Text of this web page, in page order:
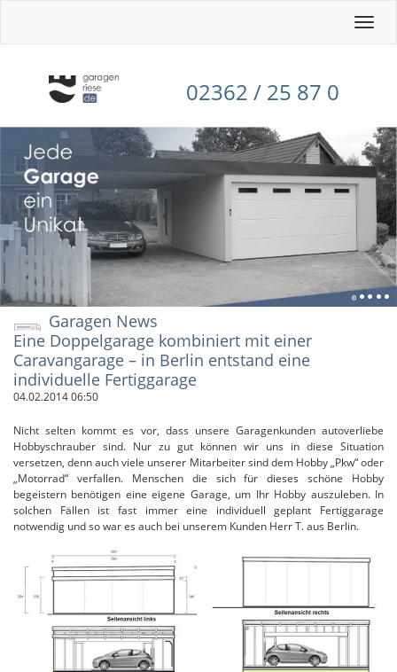
Toggle
02362 / 25 87 0
Garagen News
Eine Doppelgarage kombiniert mit einer
Caravangarage – in Berlin entstand eine
individuelle Fertiggarage
04.02.2014 06:50
Nicht selten kommt es vor, dass unsere Garagenkunden autoverliebe
Hobbyschrauber sind. Nur zu gut können wir uns in diese Situation
versetzen, denn auch viele unserer Mitarbeiter sind dem Hobby „Pkw“ oder
„Motorrad“ verfallen. Menschen die sich für dieses schöne Hobby
begeistern benötigen eine eigene Garage, um Ihr Hobby auszuleben. In
solchen Fällen ist fast immer eine individuell geplant Fertiggarage
notwendig und so war es auch bei unserem Kunden Herr T. aus Berlin.